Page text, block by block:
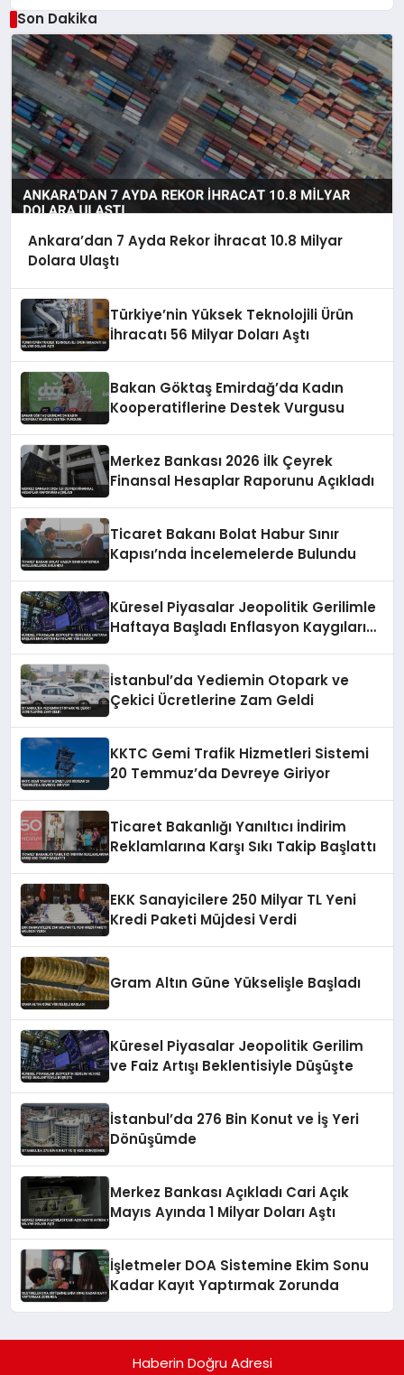
Son Dakika
Ankara’dan 7 Ayda Rekor İhracat 10.8 Milyar
Dolara Ulaştı
Türkiye’nin Yüksek Teknolojili Ürün
İhracatı 56 Milyar Doları Aştı
Bakan Göktaş Emirdağ’da Kadın
Kooperatiflerine Destek Vurgusu
Merkez Bankası 2026 İlk Çeyrek
Finansal Hesaplar Raporunu Açıkladı
Ticaret Bakanı Bolat Habur Sınır
Kapısı’nda İncelemelerde Bulundu
Küresel Piyasalar Jeopolitik Gerilimle
Haftaya Başladı Enflasyon Kaygıları
İstanbul’da Yediemin Otopark ve
Çekici Ücretlerine Zam Geldi
KKTC Gemi Trafik Hizmetleri Sistemi
20 Temmuz’da Devreye Giriyor
Ticaret Bakanlığı Yanıltıcı İndirim
Reklamlarına Karşı Sıkı Takip Başlattı
EKK Sanayicilere 250 Milyar TL Yeni
Kredi Paketi Müjdesi Verdi
Gram Altın Güne Yükselişle Başladı
Küresel Piyasalar Jeopolitik Gerilim
ve Faiz Artışı Beklentisiyle Düşüşte
İstanbul’da 276 Bin Konut ve İş Yeri
Dönüşümde
Merkez Bankası Açıkladı Cari Açık
Mayıs Ayında 1 Milyar Doları Aştı
İşletmeler DOA Sistemine Ekim Sonu
Kadar Kayıt Yaptırmak Zorunda
Haberin Doğru Adresi